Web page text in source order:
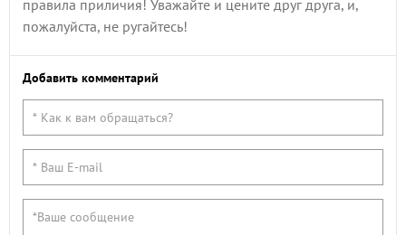
правила приличия! Уважайте и цените друг друга, и,
пожалуйста, не ругайтесь!
Добавить комментарий